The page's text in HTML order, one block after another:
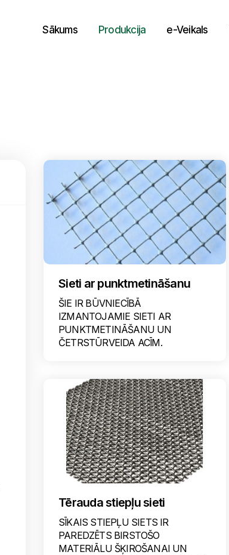
Sākums Produkcija e-Veikals
Sieti ar punktmetināšanu
ŠIE IR BŪVNIECĪBĀ
IZMANTOJAMIE SIETI AR
PUNKTMETINĀŠANU UN
ČETRSTŪRVEIDA ACĪM.
Tērauda stiepļu sieti
SĪKAIS STIEPĻU SIETS IR
PAREDZĒTS BIRSTOŠO
MATERIĀLU ŠĶIROŠANAI UN